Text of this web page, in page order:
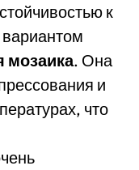
к
мозаика. Она
и
что